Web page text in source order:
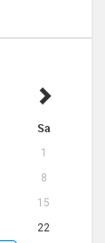
Sa
1
8
15
22